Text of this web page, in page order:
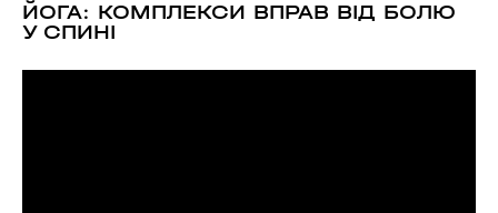
ЙОГА: КОМПЛЕКСИ ВПРАВ ВІД БОЛЮ
У СПИНІ